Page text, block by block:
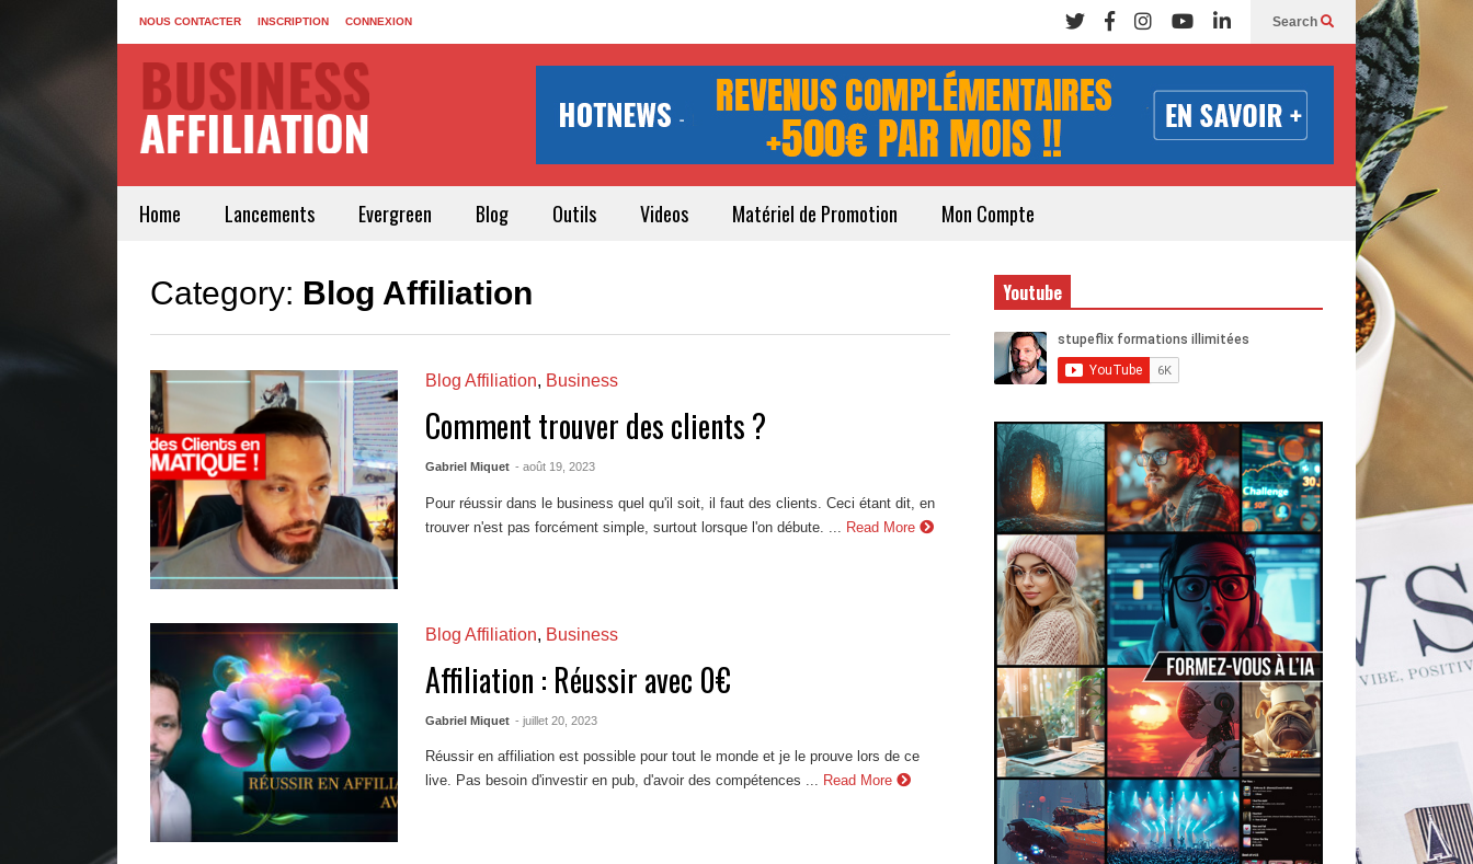
NOUS CONTACTER INSCRIPTION CONNEXION Search
Home Lancements Evergreen Blog Outils Videos Matériel de Promotion Mon Compte
Category: Blog Affiliation
Blog Affiliation, Business
Comment trouver des clients ?
Gabriel Miquet - août 19, 2023
Pour réussir dans le business quel qu'il soit, il faut des clients. Ceci étant dit, en
trouver n'est pas forcément simple, surtout lorsque l'on débute. ...
Read More
Blog Affiliation, Business
Affiliation : Réussir avec 0€
Gabriel Miquet - juillet 20, 2023
Réussir en affiliation est possible pour tout le monde et je le prouve lors de ce
live. Pas besoin d'investir en pub, d'avoir des compétences ... Read More
Youtube